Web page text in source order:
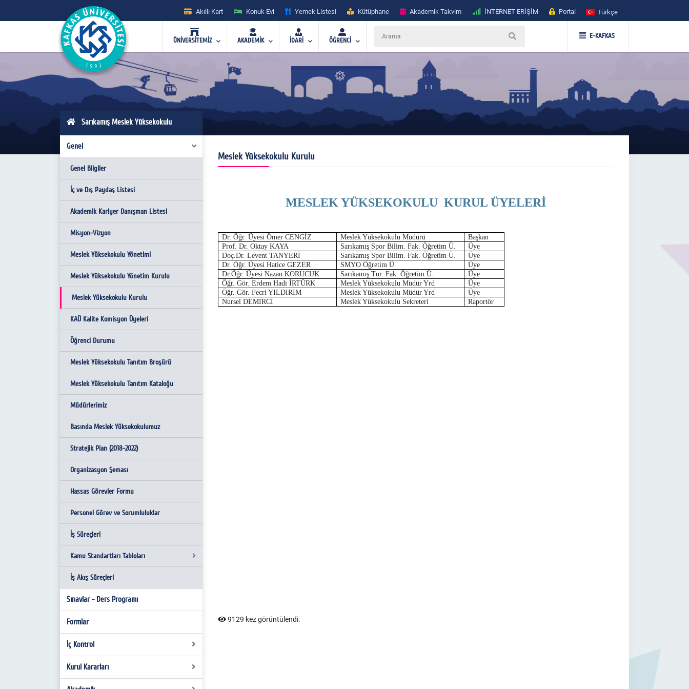
Akıllı Kart Konuk Evi Yemek Listesi Kütüphane Akademik Takvim İNTERNET ERİŞİM Portal Türkçe
ÜNİVERSİTEMİZ AKADEMİK İDARİ ÖĞRENCİ
E-KAFKAS
Sarıkamış Meslek Yüksekokulu
Genel
Genel Bilgiler
İç ve Dış Paydaş Listesi
Akademik Kariyer Danışman Listesi
Misyon-Vizyon
Meslek Yüksekokulu Yönetimi
Meslek Yüksekokulu Yönetim Kurulu
Meslek Yüksekokulu Kurulu
KAÜ Kalite Komisyon Üyeleri
Öğrenci Durumu
Meslek Yüksekokulu Tanıtım Broşürü
Meslek Yüksekokulu Tanıtım Kataloğu
Müdürlerimiz
Basında Meslek Yüksekokulumuz
Stratejik Plan (2018-2022)
Organizasyon Şeması
Hassas Görevler Formu
Personel Görev ve Sorumluluklar
İş Süreçleri
Kamu Standartları Tabloları
SMYO Kamu Standartları Tablosu
İş Akış Süreçleri
Sınavlar - Ders Programı
Formlar
İç Kontrol
Organizasyon Şeması
Kurul Kararları
Meslek Yüksekokulu Kurulu
MESLEK YÜKSEKOKULU KURUL ÜYELERİ
Dr. Öğr. Üyesi Ömer CENGİZ Meslek Yüksekokulu Müdürü
Başkan
Prof. Dr. Oktay KAYA
Sarıkamış Spor Bilim. Fak. Öğretim Ü.
Üye
Doç.Dr. Levent TANYERİ
Sarıkamış Spor Bilim. Fak. Öğretim Ü.
Üye
Dr. Öğr. Üyesi Hatice GEZER
SMYO Öğretim Ü
Üye
Dr.Öğr. Üyesi Nazan KORUCUK
Sarıkamış Tur. Fak. Öğretim Ü.
Üye
Öğr. Gör. Erdem Hadi İRTÜRK
Meslek Yüksekokulu Müdür Yrd
Üye
Öğr. Gör. Fecri YILDIRIM
Meslek Yüksekokulu Müdür Yrd
Üye
Nursel DEMİRCİ
Meslek Yüksekokulu Sekreteri Raportör
9129 kez görüntülendi.